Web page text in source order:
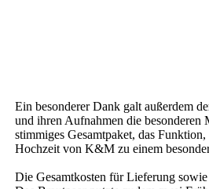
Ein besonderer Dank galt außerdem
und ihren Aufnahmen die besonderen
stimmiges Gesamtpaket, das
Hochzeit von K&M zu einem
Die Gesamtkosten für Lieferung